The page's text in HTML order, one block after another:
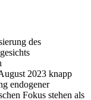
des
2023 knapp
endogener
Fokus stehen als